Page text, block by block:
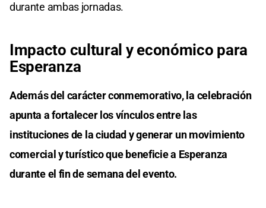
durante ambas jornadas.
Impacto cultural y económico para
Esperanza
Además del carácter conmemorativo, la celebración
apunta a fortalecer los vínculos entre las
instituciones de la ciudad y generar un movimiento
comercial y turístico que beneficie a Esperanza
durante el fin de semana del evento.